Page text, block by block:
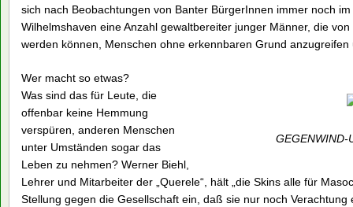
sich nach Beobachtungen von Banter BürgerInnen immer noch
Wilhelmshaven eine Anzahl gewaltbereiter junger Männer, die
werden können, Menschen ohne erkennbaren Grund
Wer macht so etwas?
GEGENWIND-
Was sind das für Leute, die
offenbar keine Hemmung
verspüren, anderen Menschen
unter Umständen sogar das
Leben zu nehmen? Werner Biehl,
Lehrer und Mitarbeiter der „Querele“, hält „die Skins alle für
Stellung gegen die Gesellschaft ein, daß sie nur noch